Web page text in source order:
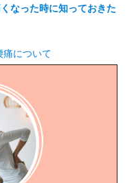
なった時に知っておきた
痛について